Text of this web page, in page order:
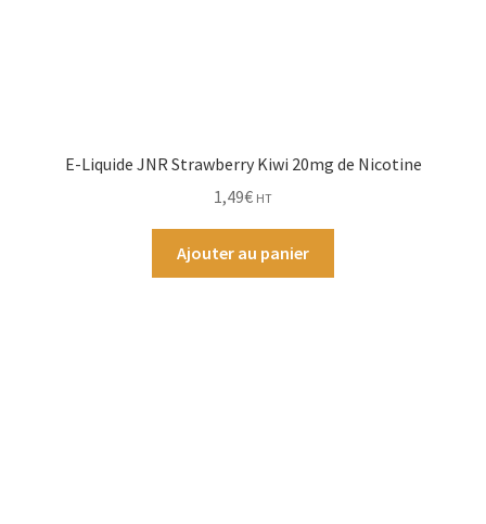
E-Liquide JNR Strawberry Kiwi 20mg de Nicotine
1,49€ HT
Ajouter au panier